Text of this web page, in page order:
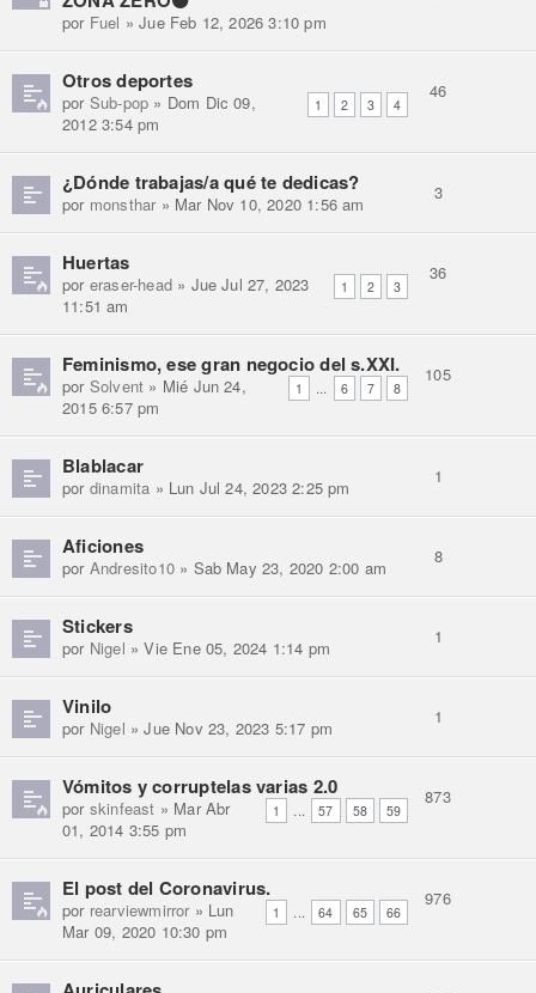
por Fuel » Jue Feb 12, 2026 3:10 pm
Otros deportes
1 2 3 4
por Sub-pop » Dom Dic 09,
2012 3:54 pm
46
¿Dónde trabajas/a qué te dedicas?
por monsthar » Mar Nov 10, 2020 1:56 am
3
Huertas
1 2 3
por eraser-head» Jue Jul 27, 2023
11:51 am
36
Feminismo, ese gran negocio del s.XXI.
1 ... 6 7 8
por Solvent » Mié Jun 24,
2015 6:57 pm
105
Blablacar
por dinamita » Lun Jul 24, 2023 2:25 pm
1
Aficiones
por Andresito10» Sab May 23, 2020 2:00 am
8
Stickers
por Nigel » Vie Ene 05, 2024 1:14 pm
1
Vinilo
por Nigel » Jue Nov 23, 2023 5:17 pm
1
Vómitos y corruptelas varias 2.0
1 ... 57 58 59
por skinfeast » Mar Abr
01, 2014 3:55 pm
873
El post del Coronavirus.
1 ... 64 65 66
por rearviewmirror » Lun
Mar 09, 2020 10:30 pm
976